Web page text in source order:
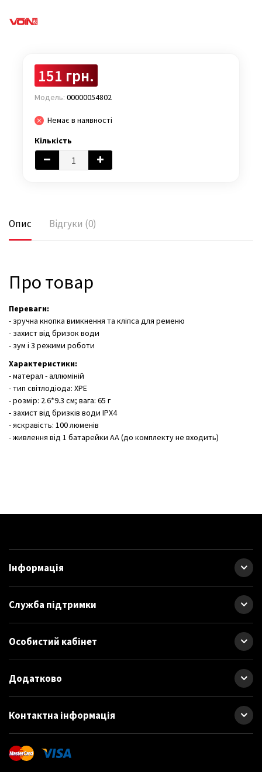
151 грн.
Модель: 00000054802
Немає в наявності
Кількість
Опис Відгуки (0)
Про товар
Переваги:
- зручна кнопка вимкнення та кліпса для ременю
- захист від бризок води
- зум і 3 режими роботи
Характеристики:
- матерал - аллюміній
- тип світлодіода: ХРЕ
- розмір: 2.6*9.3 см; вага: 65 г
- захист від бризків води IPX4
- яскравість: 100 люменів
- живлення від 1 батарейки АА (до комплекту не входить)
Інформація
Служба підтримки
Особистий кабінет
Додатково
Контактна інформація